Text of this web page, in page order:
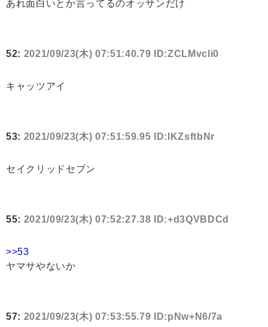
あれ面白いとか言ってるのオッサンだけ
52: 2021/09/23(木) 07:51:40.79 ID:ZCLMvcli0
キャッツアイ
53: 2021/09/23(木) 07:51:59.95 ID:lKZsftbNr
セイクリッドセブン
55: 2021/09/23(木) 07:52:27.38 ID:+d3QVBDCd
>>53
ヤマサやないか
57: 2021/09/23(木) 07:53:55.79 ID:pNw+N6/7a